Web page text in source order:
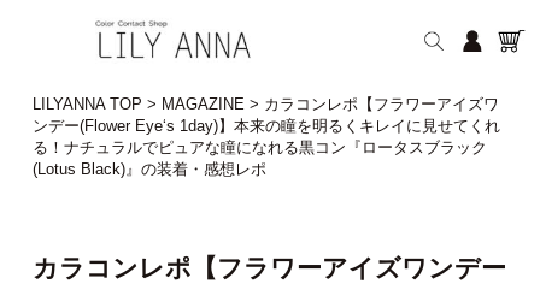
LILYANNA TOP > MAGAZINE> カラコンレポ【フラワーアイズワ
ンデー(Flower Eye‘s 1day)】本来の瞳を明るくキレイに見せてくれ
る！ナチュラルでピュアな瞳になれる黒コン『ロータスブラック
(Lotus Black)』の装着・感想レポ
カラコンレポ【フラワーアイズワンデー